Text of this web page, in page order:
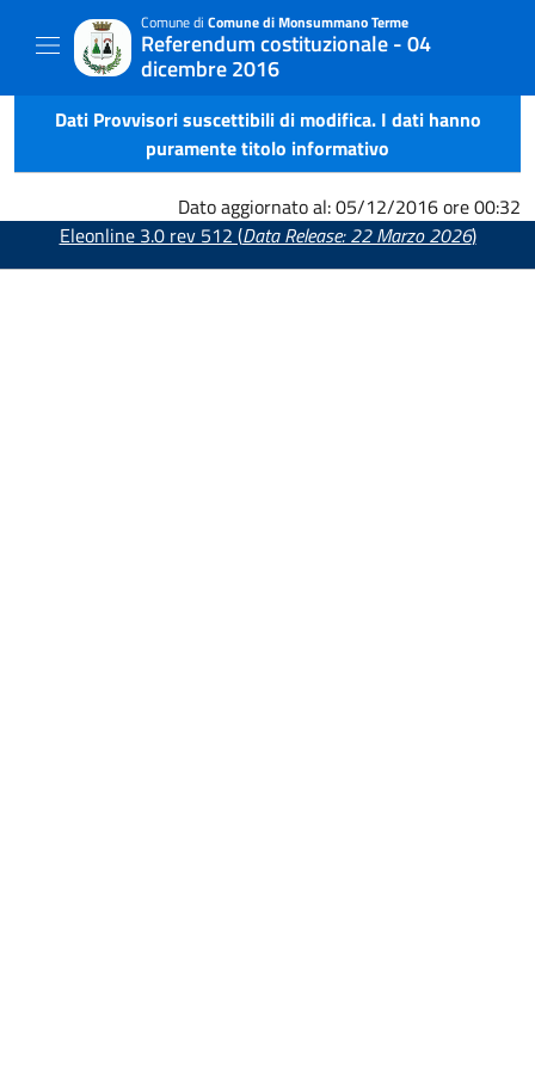
Comune di Comune di Monsummano Terme
Referendum costituzionale - 04
dicembre 2016
Dati Provvisori suscettibili di modifica. I dati hanno
puramente titolo informativo
Dato aggiornato al: 05/12/2016 ore 00:32
Eleonline 3.0 rev 512 (Data Release: 22 Marzo 2026)